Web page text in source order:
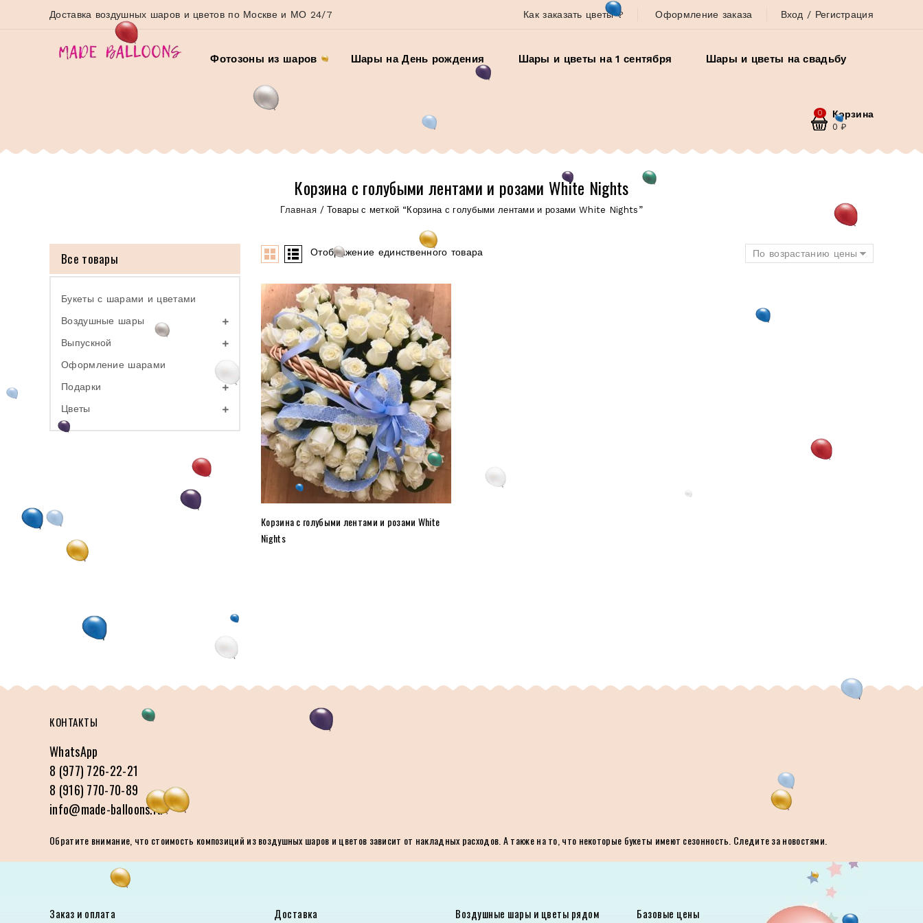
Доставка воздушных шаров и цветов по Москве и МО 24/7 Как заказать цветы ? Оформление заказа Вход / Регистрация
Фотозоны из шаров Шары на День рождения Шары и цветы на 1 сентября Шары и цветы на свадьбу
Корзина
0
0₽
Корзина с голубыми лентами и розами White Nights
Главная /Товары с меткой “Корзина с голубыми лентами и розами White Nights”
Отображение единственного товара По возрастанию цены
Корзина с голубыми лентами и розами White
Nights
Все товары
Букеты с шарами и цветами
Воздушные шары
Выпускной
Оформление шарами
Подарки
Цветы
КОНТАКТЫ
WhatsApp
8 (977) 726-22-21
8 (916) 770-70-89
info@made-balloons.ru
Обратите внимание, что стоимость композиций из воздушных шаров и цветов зависит от накладных расходов. А также на то, что некоторые букеты имеют сезонность. Следите за новостями.
Заказ и оплата Доставка Воздушные шары и цветы рядом Базовые цены